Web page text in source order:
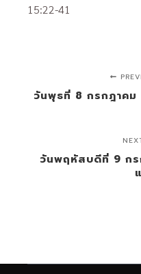
15:22-41
วันพุธที่ 8 กรกฎาคม
วันพฤหัสบดีที่ 9 กร